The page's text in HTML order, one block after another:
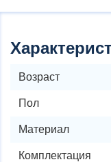
Возраст
Пол
Материал
Комплектация